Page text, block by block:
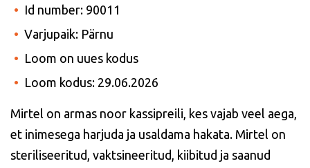
Id number: 90011
Varjupaik: Pärnu
Loom on uues kodus
Loom kodus: 29.06.2026
Mirtel on armas noor kassipreili, kes vajab veel aega,
et inimesega harjuda ja usaldama hakata. Mirtel on
steriliseeritud, vaktsineeritud, kiibitud ja saanud